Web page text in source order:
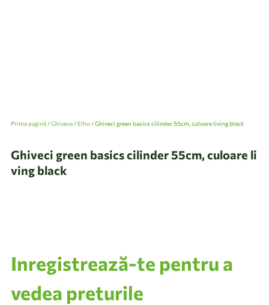
Prima pagină/Ghivece/ Elho/ Ghiveci green basics cilinder 55cm, culoare living black
Ghiveci green basics cilinder 55cm, culoare li
ving black
Inregistrează-te pentru a
vedea preturile